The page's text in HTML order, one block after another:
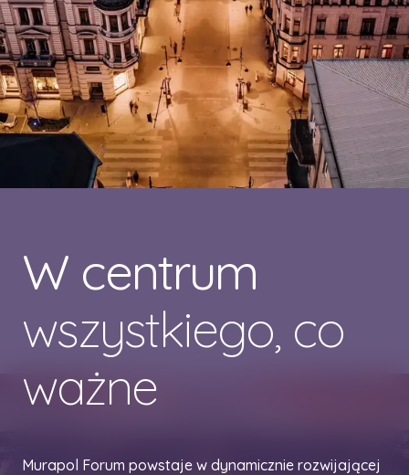
W centrum
wszystkiego, co
ważne
Murapol Forum powstaje w dynamicznie rozwijającej